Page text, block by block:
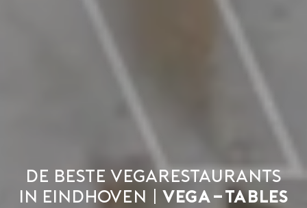
De beste vegarestaurants
in Eindhoven | Vega-Tables